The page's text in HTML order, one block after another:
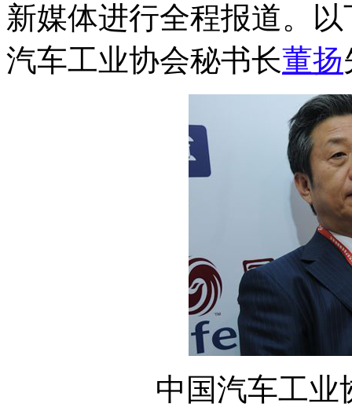
新媒体进行全程报道。
汽车工业协会秘书长董扬
中国汽车工业